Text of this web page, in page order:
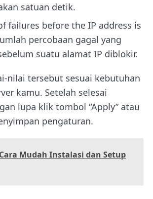
satuan detik.
failures before the IP address is
percobaan gagal yang
suatu alamat IP diblokir.
nilai tersebut sesuai kebutuhan
kamu. Setelah selesai
lupa klik tombol “Apply” atau
pengaturan.
Cara Mudah Instalasi dan Setup